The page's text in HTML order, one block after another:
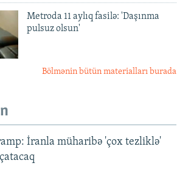
Metroda 11 aylıq fasilə: 'Daşınma
pulsuz olsun'
Bölmənin bütün materialları burada
İranla müharibə 'çox tezliklə'